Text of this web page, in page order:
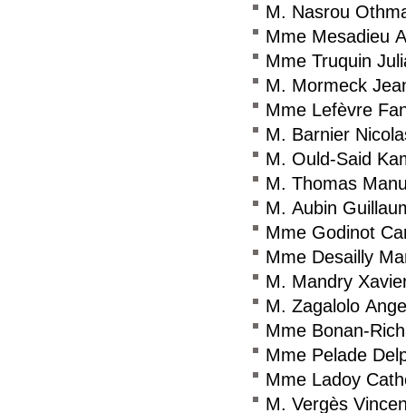
M. Nasrou
Mme Mesadieu
Mme Truquin
M. Mormeck
Mme Lefèvre
M. Barnier
M. Ould-Said
M. Thomas
M. Aubin
Mme Godinot
Mme Desailly
M. Mandry
M. Zagalolo
Mme Bonan-
Mme Pelade
Mme Ladoy
M. Vergès